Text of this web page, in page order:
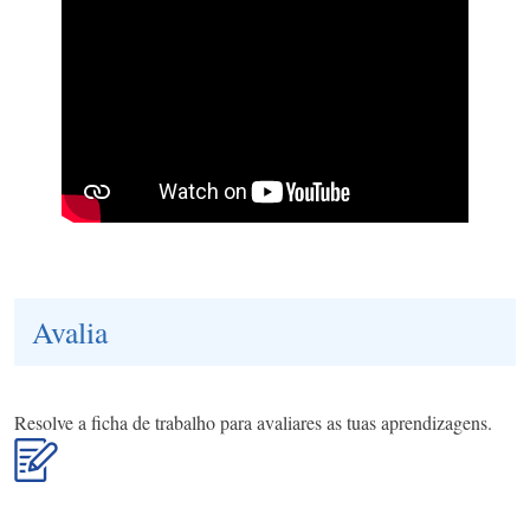
Avalia
Resolve a ficha de trabalho para avaliares as tuas aprendizagens.